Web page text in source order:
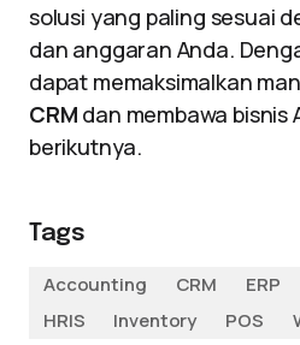
solusi yang paling sesuai
dan anggaran Anda.
dapat memaksimalkan
CRM dan membawa bisnis
berikutnya.
Tags
Accounting
CRM ERP
HRIS
Inventory POS